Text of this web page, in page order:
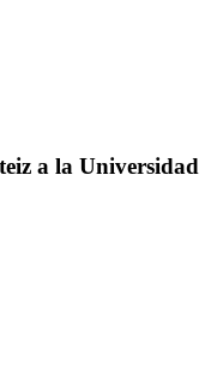
a la Universidad